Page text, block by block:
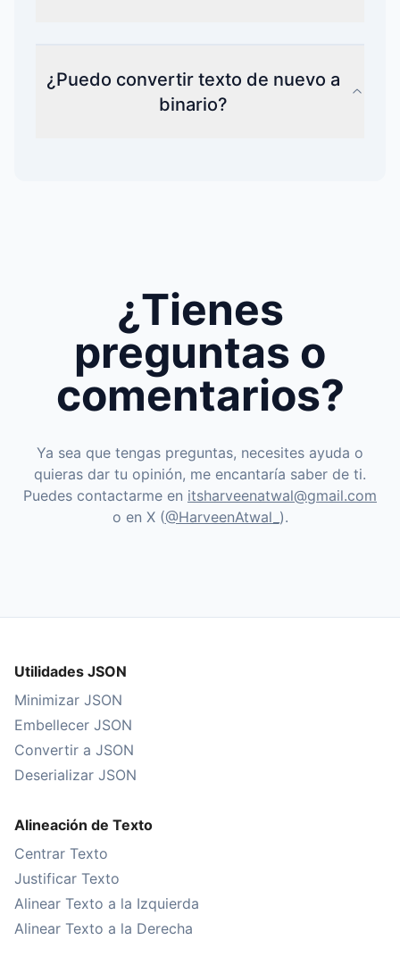
¿Puedo convertir texto de nuevo a
binario?
¿Tienes
preguntas o
comentarios?
Ya sea que tengas preguntas, necesites ayuda o
quieras dar tu opinión, me encantaría saber de ti.
Puedes contactarme en itsharveenatwal@gmail.com
o en X (@HarveenAtwal_ ).
Utilidades JSON
Minimizar JSON
Embellecer JSON
Convertir a JSON
Deserializar JSON
Alineación de Texto
Centrar Texto
Justificar Texto
Alinear Texto a la Izquierda
Alinear Texto a la Derecha